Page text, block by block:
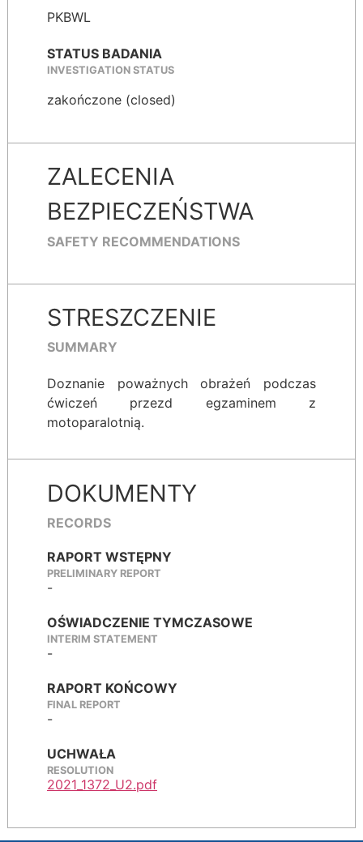
PKBWL
STATUS BADANIA
INVESTIGATION STATUS
zakończone (closed)
ZALECENIA
BEZPIECZEŃSTWA
SAFETY RECOMMENDATIONS
STRESZCZENIE
SUMMARY
Doznanie poważnych obrażeń podczas
ćwiczeń przezd egzaminem z
motoparalotnią.
DOKUMENTY
RECORDS
RAPORT WSTĘPNY
PRELIMINARY REPORT
-
OŚWIADCZENIE TYMCZASOWE
INTERIM STATEMENT
-
RAPORT KOŃCOWY
FINAL REPORT
-
UCHWAŁA
RESOLUTION
2021_1372_U2.pdf